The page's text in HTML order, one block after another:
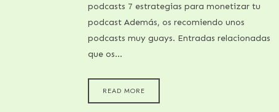
podcasts 7 estrategias para monetizar tu
podcast Además, os recomiendo unos
podcasts muy guays. Entradas relacionadas
que os…
READ MORE